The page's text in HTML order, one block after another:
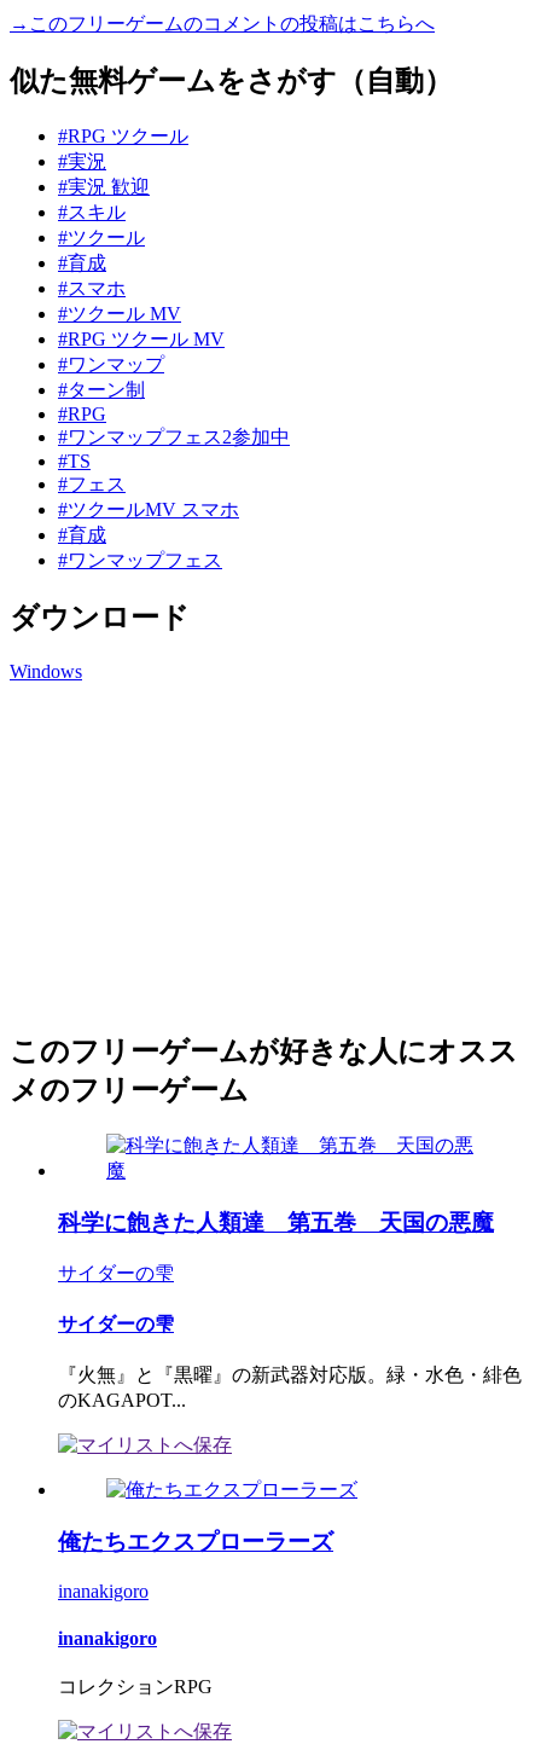
→このフリーゲームのコメントの投稿はこちらへ
似た無料ゲームをさがす（自動）
#RPG ツクール
#実況
#実況 歓迎
#スキル
#ツクール
#育成
#スマホ
#ツクール MV
#RPG ツクール MV
#ワンマップ
#ターン制
#RPG
#ワンマップフェス2参加中
#TS
#フェス
#ツクールMV スマホ
#育成
#ワンマップフェス
ダウンロード
Windows
このフリーゲームが好きな人にオスス
メのフリーゲーム
科学に飽きた人類達 第五巻 天国の悪魔
サイダーの雫
サイダーの雫
『火無』と『黒曜』の新武器対応版。緑・水色・緋色
のKAGAPOT...
俺たちエクスプローラーズ
inanakigoro
inanakigoro
コレクションRPG